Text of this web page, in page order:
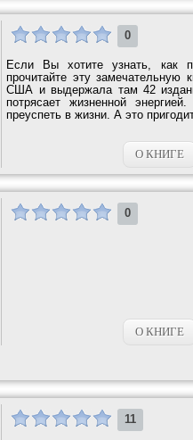
0
Если Вы хотите узнать, как
прочитайте эту
США и выдержала там 42
потрясает жизненной
преуспеть в жизни. А это
О КНИГЕ
0
О КНИГЕ
11